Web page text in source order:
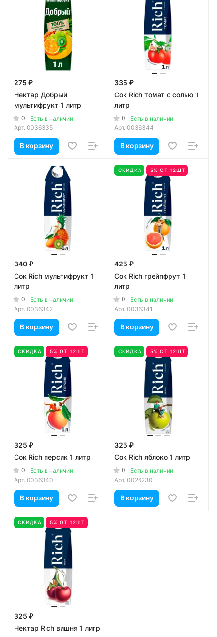
275 ₽
Нектар Добрый
мультифрукт 1 литр
0
Есть в наличии
Арт. 0036335
В корзину
335 ₽
Сок Rich томат с солью 1
литр
0
Есть в наличии
Арт. 0036344
В корзину
340 ₽
Сок Rich мультифрукт 1
литр
0
Есть в наличии
Арт. 0036342
В корзину
СКИДКА 5% ОТ 12ШТ
425 ₽
Сок Rich грейпфрут 1
литр
0
Есть в наличии
Арт. 0036341
В корзину
СКИДКА 5% ОТ 12ШТ
325 ₽
Сок Rich персик 1 литр
0
Есть в наличии
Арт. 0036340
В корзину
СКИДКА 5% ОТ 12ШТ
325 ₽
Сок Rich яблоко 1 литр
0
Есть в наличии
Арт. 0026230
В корзину
СКИДКА 5% ОТ 12ШТ
325 ₽
Нектар Rich вишня 1 литр